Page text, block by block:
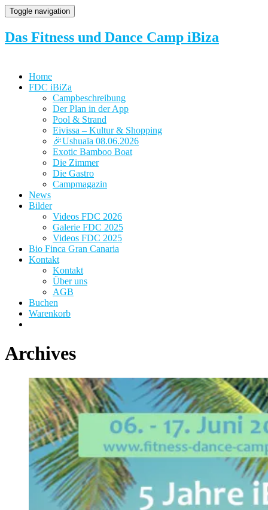
Toggle navigation
Das Fitness und Dance Camp iBiza
Home
FDC iBiZa
Campbeschreibung
Der Plan in der App
Pool & Strand
Eivissa – Kultur & Shopping
🎉Ushuaïa 08.06.2026
Exotic Bamboo Boat
Die Zimmer
Die Gastro
Campmagazin
News
Bilder
Videos FDC 2026
Galerie FDC 2025
Videos FDC 2025
Bio Finca Gran Canaria
Kontakt
Kontakt
Über uns
AGB
Buchen
Warenkorb
Archives